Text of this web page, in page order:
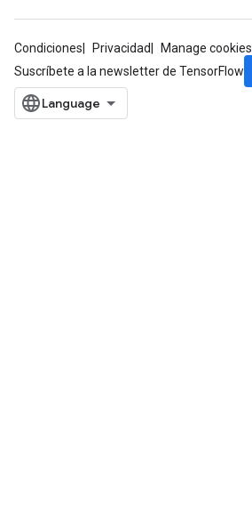
Condiciones Privacidad
Manage cookies
Suscríbete a la newsletter de TensorFlow